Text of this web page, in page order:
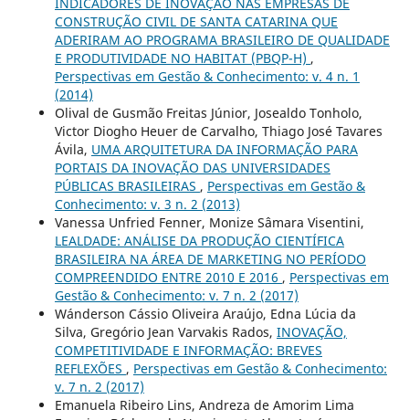
CONSTRUÇÃO CIVIL DE SANTA CATARINA QUE
ADERIRAM AO PROGRAMA BRASILEIRO DE QUALIDADE
E PRODUTIVIDADE NO HABITAT (PBQP-H) ,
Perspectivas em Gestão & Conhecimento: v. 4 n. 1
(2014)
Olival de Gusmão Freitas Júnior, Josealdo Tonholo,
Victor Diogho Heuer de Carvalho, Thiago José Tavares
Ávila, UMA ARQUITETURA DA INFORMAÇÃO PARA
PORTAIS DA INOVAÇÃO DAS UNIVERSIDADES
PÚBLICAS BRASILEIRAS , Perspectivas em Gestão &
Conhecimento: v. 3 n. 2 (2013)
Vanessa Unfried Fenner, Monize Sâmara Visentini,
LEALDADE: ANÁLISE DA PRODUÇÃO CIENTÍFICA
BRASILEIRA NA ÁREA DE MARKETING NO PERÍODO
COMPREENDIDO ENTRE 2010 E 2016 , Perspectivas em
Gestão & Conhecimento: v. 7 n. 2 (2017)
Wánderson Cássio Oliveira Araújo, Edna Lúcia da
Silva, Gregório Jean Varvakis Rados, INOVAÇÃO,
COMPETITIVIDADE E INFORMAÇÃO: BREVES
REFLEXÕES , Perspectivas em Gestão & Conhecimento:
v. 7 n. 2 (2017)
Emanuela Ribeiro Lins, Andreza de Amorim Lima